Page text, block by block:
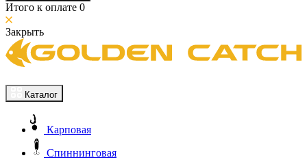
Итого к оплате 0
Закрыть
Каталог
Карповая
Спиннинговая